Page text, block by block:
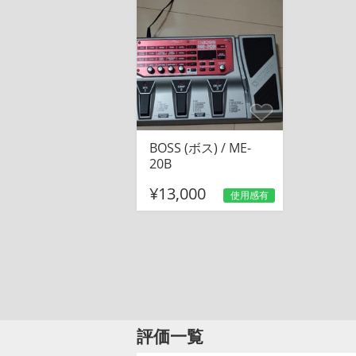
BOSS (ボス) / ME-
20B
¥13,000 使用感有
評価一覧